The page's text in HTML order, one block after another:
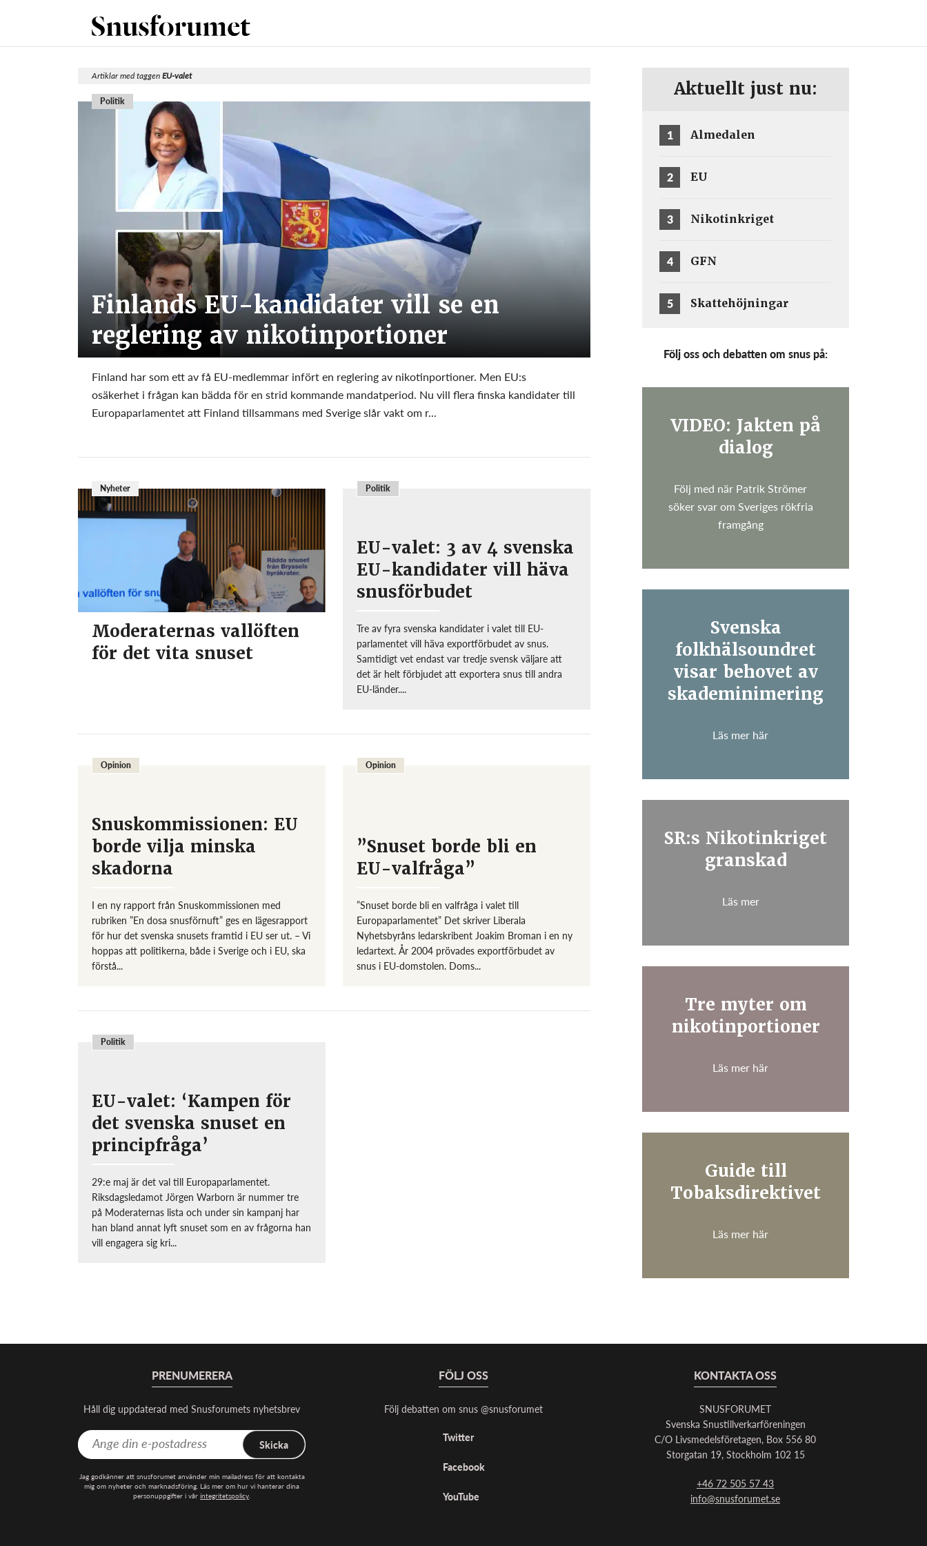
Artiklar med taggenEU-valet
Politik
Finlands EU-kandidater vill se en
reglering av nikotinportioner
Finland har som ett av få EU-medlemmar infört en reglering av nikotinportioner. Men EU:s
osäkerhet i frågan kan bädda för en strid kommande mandatperiod. Nu vill flera finska kandidater till
Europaparlamentet att Finland tillsammans med Sverige slår vakt om r...
Nyheter
Moderaternas vallöften
för det vita snuset
Politik
EU-valet: 3 av 4 svenska
EU-kandidater vill häva
snusförbudet
Tre av fyra svenska kandidater i valet till EU-
parlamentet vill häva exportförbudet av snus.
Samtidigt vet endast var tredje svensk väljare att
det är helt förbjudet att exportera snus till andra
EU-länder....
Opinion
Snuskommissionen: EU
borde vilja minska
skadorna
I en ny rapport från Snuskommissionen med
rubriken ”En dosa snusförnuft” ges en lägesrapport
för hur det svenska snusets framtid i EU ser ut. – Vi
hoppas att politikerna, både i Sverige och i EU, ska
förstå...
Opinion
”Snuset borde bli en
EU-valfråga”
”Snuset borde bli en valfråga i valet till
Europaparlamentet” Det skriver Liberala
Nyhetsbyråns ledarskribent Joakim Broman i en ny
ledartext. År 2004 prövades exportförbudet av
snus i EU-domstolen. Doms...
Politik
EU-valet: ‘Kampen för
det svenska snuset en
principfråga’
29:e maj är det val till Europaparlamentet.
Riksdagsledamot Jörgen Warborn är nummer tre
på Moderaternas lista och under sin kampanj har
han bland annat lyft snuset som en av frågorna han
vill engagera sig kri...
Aktuellt just nu:
1 Almedalen
2 EU
3 Nikotinkriget
4 GFN
5 Skattehöjningar
Följ oss och debatten om snus på:
VIDEO: Jakten på
dialog
Följ med när Patrik Strömer
söker svar om Sveriges rökfria
framgång
Svenska
folkhälsoundret
visar behovet av
skademinimering
Läs mer här
SR:s Nikotinkriget
granskad
Läs mer
Tre myter om
nikotinportioner
Läs mer här
Guide till
Tobaksdirektivet
Läs mer här
PRENUMERERA
Håll dig uppdaterad med Snusforumets nyhetsbrev
Skicka
Jag godkänner att snusforumet använder min mailadress för att kontakta
mig om nyheter och marknadsföring. Läs mer om hur vi hanterar dina
personuppgifter i vår integritetspolicy.
FÖLJ OSS
Följ debatten om snus @snusforumet
Twitter
Facebook
YouTube
KONTAKTA OSS
SNUSFORUMET
Svenska Snustillverkarföreningen
C/O Livsmedelsföretagen, Box 556 80
Storgatan 19, Stockholm 102 15
+46 72 505 57 43
info@snusforumet.se